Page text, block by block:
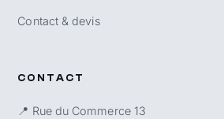
Contact & devis
CONTACT
📍 Rue du Commerce 13